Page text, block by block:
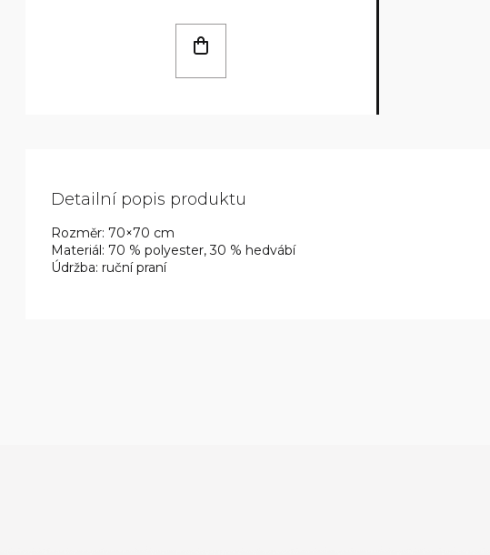
Detailní popis produktu
Rozměr: 70×70 cm
Materiál: 70 % polyester, 30 % hedvábí
Údržba: ruční praní